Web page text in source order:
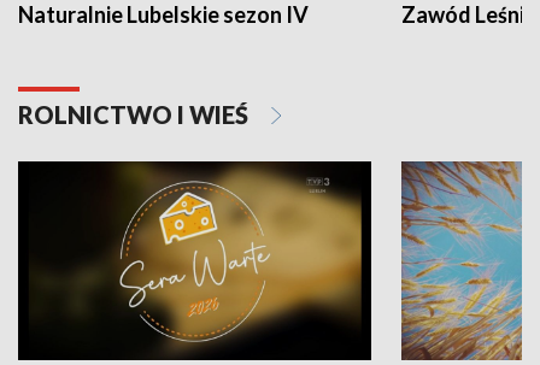
Naturalnie Lubelskie sezon IV Zawód Leśnik
ROLNICTWO I WIEŚ